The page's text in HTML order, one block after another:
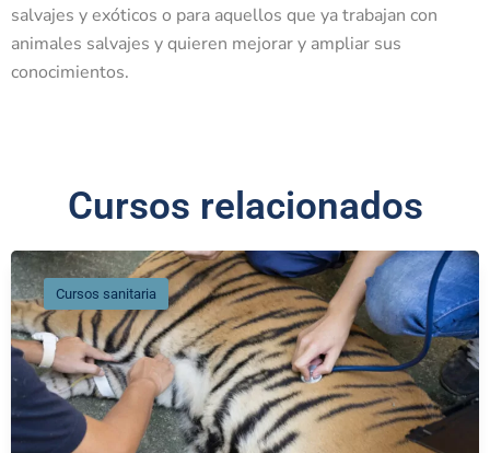
salvajes y exóticos o para aquellos que ya trabajan con
animales salvajes y quieren mejorar y ampliar sus
conocimientos.
Cursos relacionados
Cursos sanitaria